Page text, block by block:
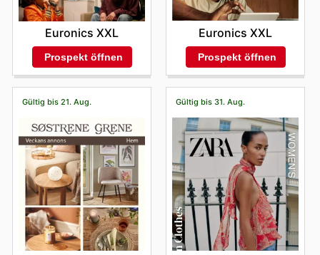
Euronics XXL
Prospekt öffnen
Euronics XXL
Prospekt öffnen
Gültig bis 21. Aug. Gültig bis 31. Aug.